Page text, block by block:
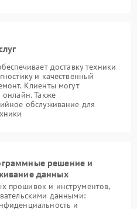
доставку техники
и качественный
Клиенты могут
онлайн. Также
обслуживание для
решение и
данных
прошивок и инструментов,
данными:
и